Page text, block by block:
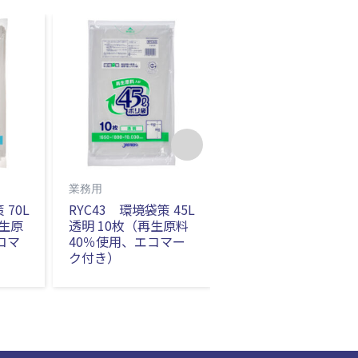
70L
原
マ
業務用
RYC43 環境袋策 45L
透明 10枚（再生原料
40％使用、エコマー
ク付き）